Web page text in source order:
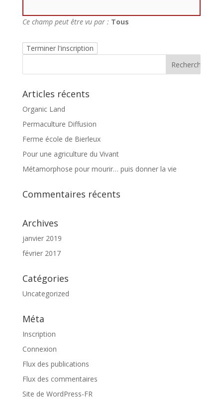
Ce champ peut être vu par : Tous
Articles récents
Organic Land
Permaculture Diffusion
Ferme école de Bierleux
Pour une agriculture du Vivant
Métamorphose pour mourir… puis donner la vie
Commentaires récents
Archives
janvier 2019
février 2017
Catégories
Uncategorized
Méta
Inscription
Connexion
Flux des publications
Flux des commentaires
Site de WordPress-FR